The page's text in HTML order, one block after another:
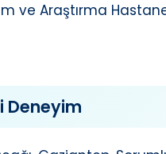
ve Araştırma
Deneyim